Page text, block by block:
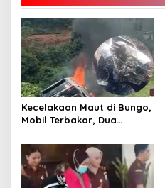
Kecelakaan Maut di Bungo,
Mobil Terbakar, Dua
Tempat